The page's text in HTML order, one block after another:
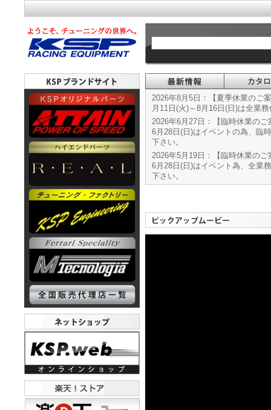
2026年8月5日：【夏季休業のご
月11日(火)～8月16日(日)は全業
2026年6月27日：【臨時休業の
6月28日(日)はイベントの為、臨
下さい。
2026年5月19日：【臨時休業の
6月28日(日)はイベント為、全業
下さい。